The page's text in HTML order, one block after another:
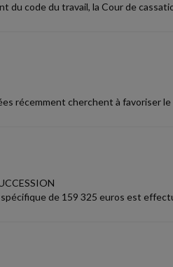
code du travail, la Cour de
récemment cherchent à favoriser
de 159 325 euros est